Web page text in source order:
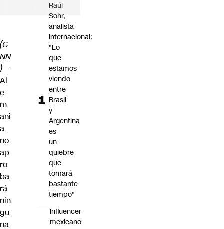
(C
NN
)—
Al
e
m
ani
a
no
ap
ro
ba
rá
nin
gu
na
Raúl
Sohr,
analista
internacional:
"Lo
que
estamos
viendo
entre
Brasil
y
Argentina
es
un
quiebre
que
tomará
bastante
tiempo"
Influencer
mexicano